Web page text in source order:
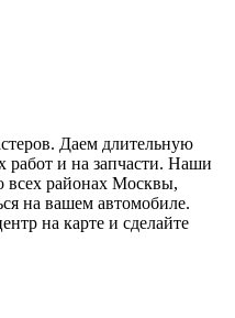
Даем длительную
и на запчасти. Наши
всех районах Москвы,
на вашем автомобиле.
на карте и сделайте